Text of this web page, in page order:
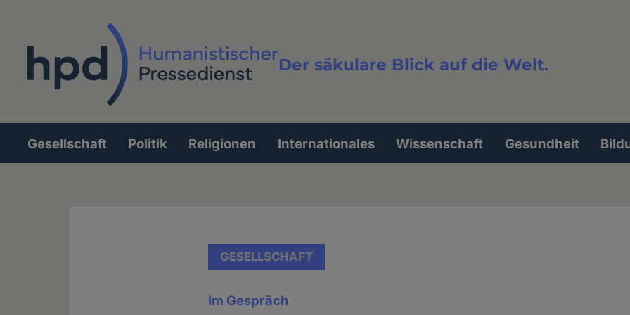
Der säkulare Blick auf die Welt.
Volltextsuche
Hauptnavigation
Gesellschaft Politik Religionen Internationales Wissenschaft Gesundheit
GESELLSCHAFT
Im Gespräch